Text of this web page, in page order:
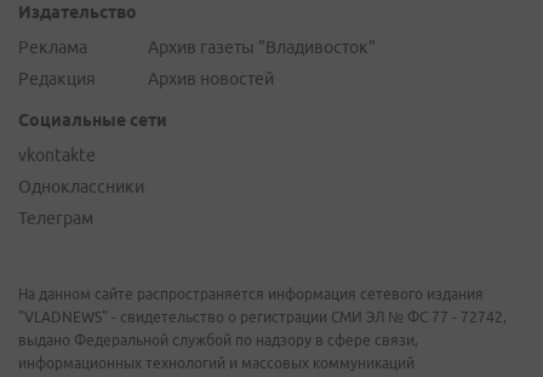
Издательство
Реклама
Редакция
Архив газеты "Владивосток"
Архив новостей
Социальные сети
vkontakte
Одноклассники
Телеграм
На данном сайте распространяется информация сетевого издания
"VLADNEWS" - свидетельство о регистрации СМИ ЭЛ № ФС 77 - 72742,
выдано Федеральной службой по надзору в сфере связи,
информационных технологий и массовых коммуникаций